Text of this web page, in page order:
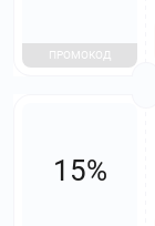
ПРОМОКОД
15%